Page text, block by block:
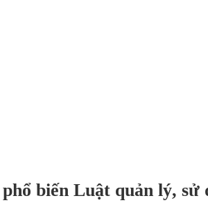
biến Luật quản lý,